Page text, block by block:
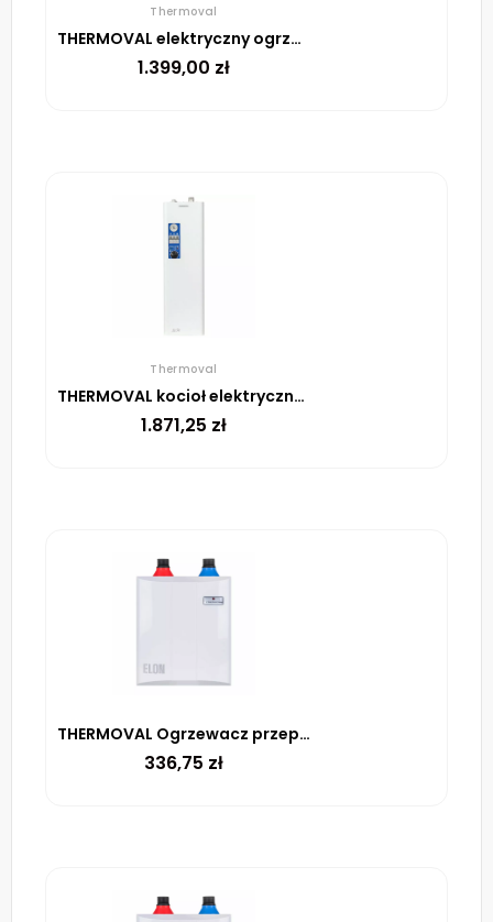
Thermoval
THERMOVAL elektryczny ogrzewacz pojemnościowy Aqua Ti- 80L-W WiFi
1.399,00 zł
Thermoval
THERMOVAL kocioł elektryczny C.O. TOP 12 kW
1.871,25 zł
THERMOVAL Ogrzewacz przepływowy ELON 4,5kW 4500 W
336,75 zł